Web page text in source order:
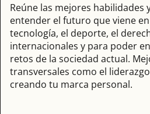
Reúne las mejores habilidades
entender el futuro que viene
tecnología, el deporte, el
internacionales y para poder
retos de la sociedad actual.
transversales como el
creando tu marca personal.